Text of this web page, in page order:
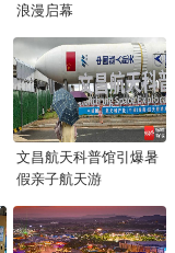
浪漫启幕
文昌航天科普馆引爆暑
假亲子航天游